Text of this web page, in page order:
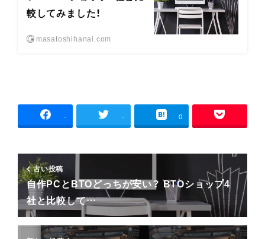
較してみました！
masatoshihanai.com
- - 0
古い投稿
自作PCとBTOどっちが安い？ BTOショップ4
社と比較して…